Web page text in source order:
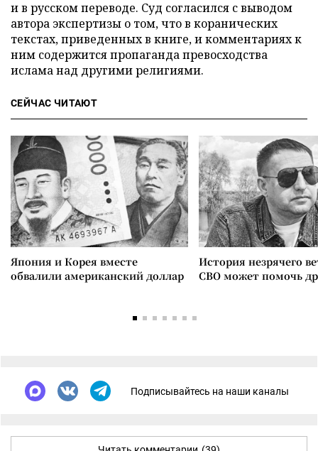
и в русском переводе. Суд согласился с выводом
автора экспертизы о том, что в коранических
текстах, приведенных в книге, и комментариях к
ним содержится пропаганда превосходства
ислама над другими религиями.
СЕЙЧАС ЧИТАЮТ
Япония и Корея вместе
обвалили американский доллар
История незрячего
СВО может помочь
Подписывайтесь на наши каналы